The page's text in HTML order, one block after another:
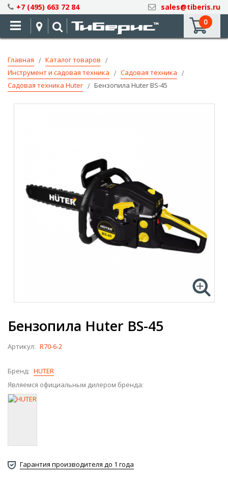
Skip
to
Content
+7 (495) 663 72 84
sales@tiberis.ru
0
Главная
Каталог товаров
Инструмент и садовая техника
Садовая техника
Садовая техника Huter
Бензопила Huter BS-45
Бензопила Huter BS-45
Артикул: R70-6-2
Бренд: HUTER
Являемся официальным дилером бренда:
Гарантия производителя до 1 года